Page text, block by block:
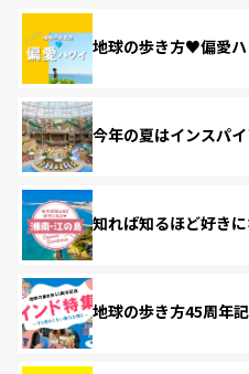
地球の歩き方♥偏愛ハ
今年の夏はインスパイ
知れば知るほど好き
地球の歩き方45周年